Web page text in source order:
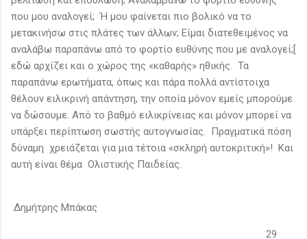
που μου αναλογεί; Ή μου φαίνεται πιο βολικό να το
μετακινήσω στις πλάτες των άλλων; Είμαι διατεθειμένος να
αναλάβω παραπάνω από το φορτίο ευθύνης που με αναλογεί;[
εδώ αρχίζει και ο χώρος της «καθαρής» ηθικής. Τα
παραπάνω ερωτήματα, όπως και πάρα πολλά αντίστοιχα
θέλουν ειλικρινή απάντηση, την οποία μόνον εμείς μπορούμε
να δώσουμε. Από το βαθμό ειλικρίνειας και μόνον μπορεί να
υπάρξει περίπτωση σωστής αυτογνωσίας. Πραγματικά πόση
δύναμη χρειάζεται για μια τέτοια «σκληρή αυτοκριτική»! Και
αυτή είναι θέμα Ολιστικής Παιδείας.
Δημήτρης Μπάκας
29